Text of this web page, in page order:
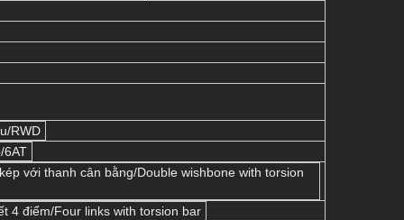
RWD
6AT
với thanh cân bằng/Double wishbone with torsion
4 điểm/Four links with torsion bar